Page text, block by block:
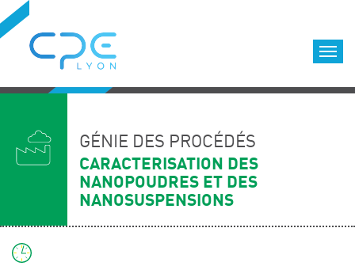
Formations qualifiantes
Formations diplômantes
Infos pratiques
Déroulement des formations
Equipe
GÉNIE DES PROCÉDÉS
CARACTERISATION DES
NANOPOUDRES ET DES
NANOSUSPENSIONS
Cookies management panel